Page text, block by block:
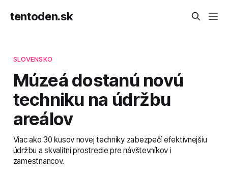
tentoden.sk
SLOVENSKO
Múzeá dostanú novú
techniku na údržbu
areálov
Viac ako 30 kusov novej techniky zabezpečí efektívnejšiu
údržbu a skvalitní prostredie pre návštevníkov i
zamestnancov.